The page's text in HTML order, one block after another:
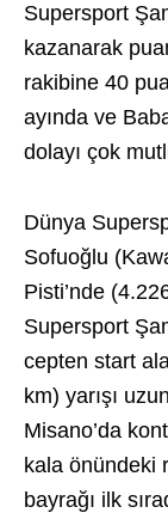
Supersport
kazanarak
rakibine 40
ayında ve
dolayı çok
Dünya
Sofuoğlu
Pisti’nde
Supersport
cepten start
km) yarışı
Misano’da
kala önündeki
bayrağı ilk